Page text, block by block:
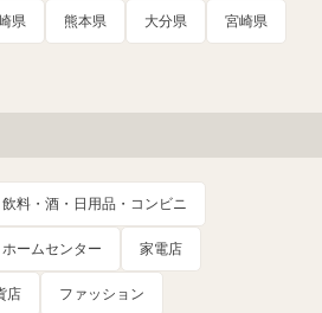
県 熊本県 大分県 宮崎県
料・酒・日用品・コンビニ
ームセンター 家電店
店 ファッション